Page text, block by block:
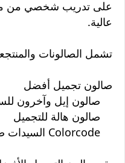
على تدريب شخصي من
عالية.
تشمل الصالونات
صالون تجميل أفضل
صالون إيل وآخرون
صالون هالة للتجميل